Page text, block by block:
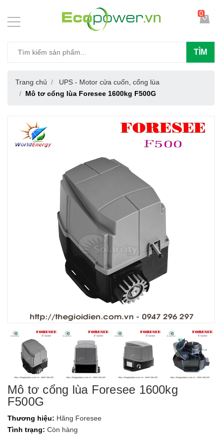
TÌM
0
Trang chủ
UPS - Motor cửa cuốn, cổng lùa
Mô tơ cổng lùa Foresee 1600kg F500G
Mô tơ cổng lùa Foresee 1600kg
F500G
Thương hiệu: Hãng Foresee
Tình trạng: Còn hàng